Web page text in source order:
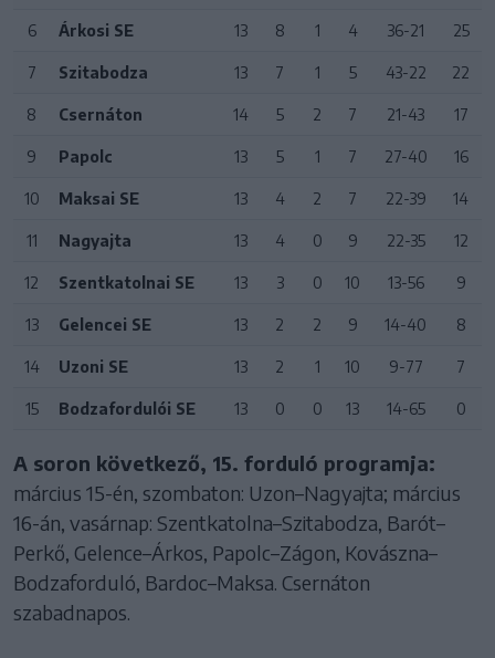
6 Árkosi SE 13 8 1 4 36-21 25
7 Szitabodza 13 7 1 5 43-22 22
8 Csernáton 14 5 2 7 21-43 17
9 Papolc 13 5 1 7 27-40 16
10 Maksai SE 13 4 2 7 22-39 14
11 Nagyajta 13 4 0 9 22-35 12
12 Szentkatolnai SE 13 3 0 10 13-56 9
13 Gelencei SE 13 2 2 9 14-40 8
14 Uzoni SE 13 2 1 10 9-77 7
15 Bodzafordulói SE 13 0 0 13 14-65 0
A soron következő, 15. forduló programja:
március 15-én, szombaton: Uzon–Nagyajta; március
16-án, vasárnap: Szentkatolna–Szitabodza, Barót–
Perkő, Gelence–Árkos, Papolc–Zágon, Kovászna–
Bodzaforduló, Bardoc–Maksa. Csernáton
szabadnapos.